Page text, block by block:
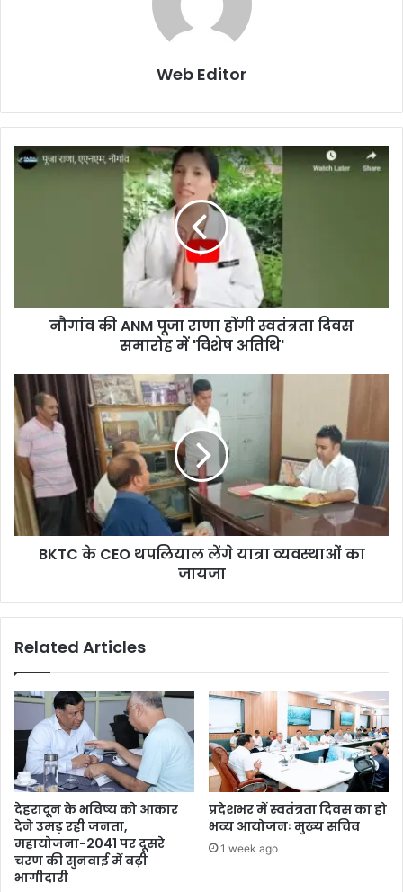
Web Editor
नौगांव की ANM पूजा राणा होंगी स्वतंत्रता दिवस
समारोह में 'विशेष अतिथि'
BKTC के CEO थपलियाल लेंगे यात्रा व्यवस्थाओं का
जायजा
Related Articles
देहरादून के भविष्य को आकार
देने उमड़ रही जनता,
महायोजना-2041 पर दूसरे
चरण की सुनवाई में बढ़ी
भागीदारी
प्रदेशभर में स्वतंत्रता दिवस का हो
भव्य आयोजनः मुख्य सचिव
1 week ago